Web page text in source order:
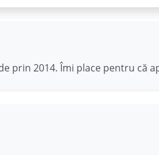
prin 2014. Îmi place pentru că